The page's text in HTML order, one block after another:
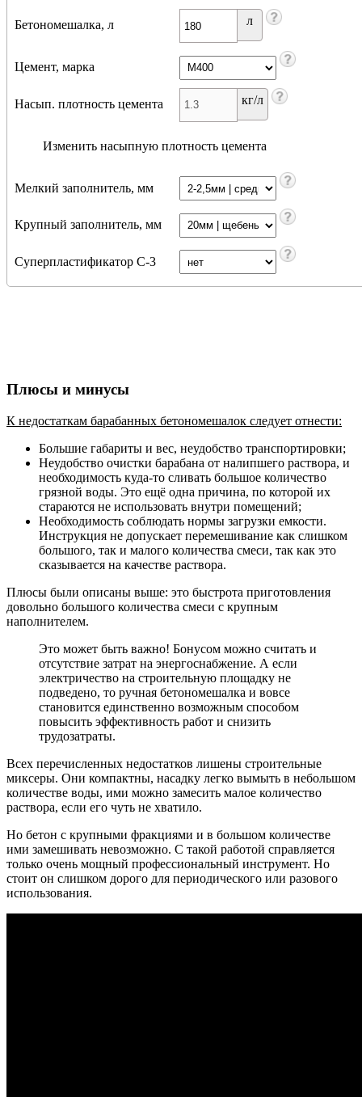
Бетономешалка, л л
Цемент, марка
Насып. плотность цемента кг/л
Изменить насыпную плотность цемента
Мелкий заполнитель, мм
Крупный заполнитель, мм
Суперпластификатор С-3
Плюсы и минусы
К недостаткам барабанных бетономешалок следует отнести:
Большие габариты и вес, неудобство транспортировки;
Неудобство очистки барабана от налипшего раствора, и
необходимость куда-то сливать большое количество
грязной воды. Это ещё одна причина, по которой их
стараются не использовать внутри помещений;
Необходимость соблюдать нормы загрузки емкости.
Инструкция не допускает перемешивание как слишком
большого, так и малого количества смеси, так как это
сказывается на качестве раствора.
Плюсы были описаны выше: это быстрота приготовления
довольно большого количества смеси с крупным
наполнителем.
Это может быть важно! Бонусом можно считать и
отсутствие затрат на энергоснабжение. А если
электричество на строительную площадку не
подведено, то ручная бетономешалка и вовсе
становится единственно возможным способом
повысить эффективность работ и снизить
трудозатраты.
Всех перечисленных недостатков лишены строительные
миксеры. Они компактны, насадку легко вымыть в небольшом
количестве воды, ими можно замесить малое количество
раствора, если его чуть не хватило.
Но бетон с крупными фракциями и в большом количестве
ими замешивать невозможно. С такой работой справляется
только очень мощный профессиональный инструмент. Но
стоит он слишком дорого для периодического или разового
использования.